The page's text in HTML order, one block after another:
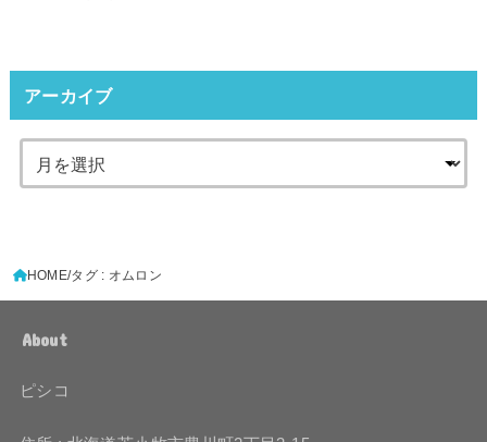
アーカイブ
HOME タグ : オムロン
About
ピシコ